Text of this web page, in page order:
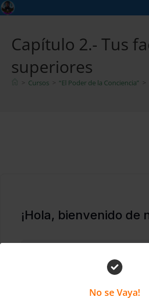
No se Vaya!
Ir
al
Capítulo 2.- Tus
superiores
> Cursos > “El Poder de la Conciencia” >
¡Hola, bienvenido de